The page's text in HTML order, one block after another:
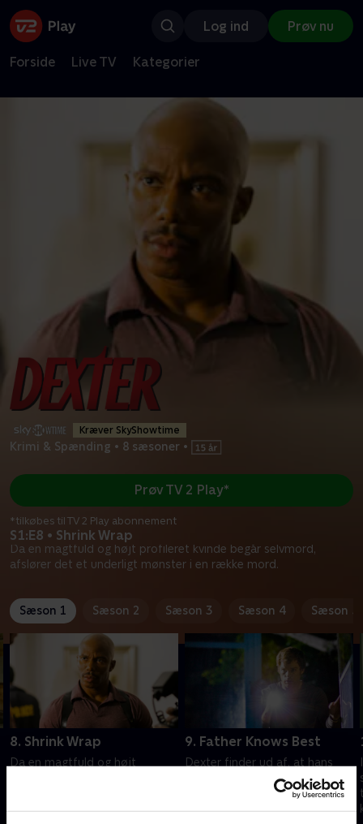
Log ind Prøv nu
Forside Live TV Kategorier
Kræver SkyShowtime
Krimi & Spænding • 8 sæsoner •
S1:E8 • Shrink Wrap
Da en magtfuld og højt profileret kvinde begår selvmord,
afslører det et underligt mønster i en række mord.
Prøv TV 2 Play*
*tilkøbes til TV 2 Play abonnement
Sæson 1 Sæson 2 Sæson 3 Sæson 4 Sæson 5
8. Shrink Wrap
Da en magtfuld og højt
underligt mønster i en række
9. Father Knows Best
Dexter finder ud af, at hans
biologiske far for nyligt er død.
Han har efterladt Dexter alle
sine ejendele.